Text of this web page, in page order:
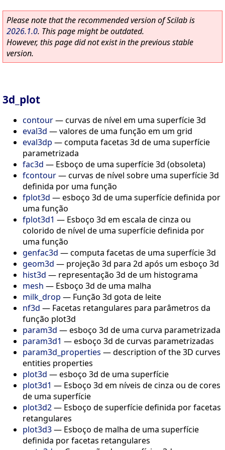
Please note that the recommended version of Scilab is
2026.1.0. This page might be outdated.
However, this page did not exist in the previous stable
version.
3d_plot
contour—curvas de nível em uma superfície 3d
eval3d —valores de uma função em um grid
eval3dp —computa facetas 3d de uma superfície
parametrizada
fac3d — Esboço de uma superfície 3d (obsoleta)
fcontour—curvas de nível sobre uma superfície 3d
definida por uma função
fplot3d —esboço 3d de uma superfície definida por
uma função
fplot3d1 — Esboço 3d em escala de cinza ou
colorido de nível de uma superfície definida por
uma função
genfac3d —computa facetas de uma superfície 3d
geom3d — projeção 3d para 2d após um esboço 3d
hist3d — representação 3d de um histograma
mesh — Esboço 3d de uma malha
milk_drop — Função 3d gota de leite
nf3d — Facetas retangulares para parâmetros da
função plot3d
param3d —esboço 3d de uma curva parametrizada
param3d1 —esboço 3d de curvas parametrizadas
param3d_properties —description of the 3D curves
entities properties
plot3d —esboço 3d de uma superfície
plot3d1 — Esboço 3d em níveis de cinza ou de cores
de uma superfície
plot3d2— Esboço de superfície definida por facetas
retangulares
plot3d3— Esboço de malha de uma superfície
definida por facetas retangulares